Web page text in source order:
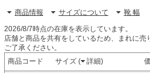
商品情報 サイズについて 靴 幅
2026/8/7時点の在庫を表示しています。
店舗と商品を共有をしているため、まれに売
ご了承ください。
商品コード
サイズ ( 詳細)